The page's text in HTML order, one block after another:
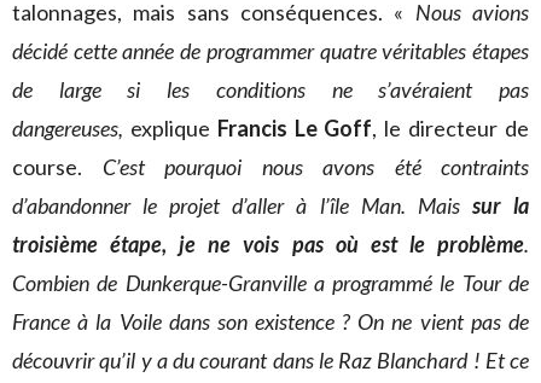
talonnages, mais sans conséquences. « Nous avions
décidé cette année de programmer quatre véritables étapes
de large si les conditions ne s’avéraient pas
dangereuses, explique Francis Le Goff, le directeur de
course. C’est pourquoi nous avons été contraints
d’abandonner le projet d’aller à l’île Man. Mais sur la
troisième étape, je ne vois pas où est le problème.
Combien de Dunkerque-Granville a programmé le Tour de
France à la Voile dans son existence ? On ne vient pas de
découvrir qu’il y a du courant dans le Raz Blanchard ! Et ce